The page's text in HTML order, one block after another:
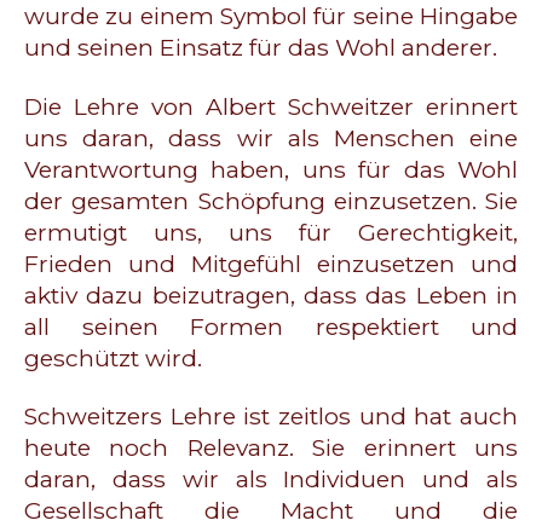
wurde zu einem Symbol für seine Hingabe
und seinen Einsatz für das Wohl anderer.
Die Lehre von Albert Schweitzer erinnert
uns daran, dass wir als Menschen eine
Verantwortung haben, uns für das Wohl
der gesamten Schöpfung einzusetzen. Sie
ermutigt uns, uns für Gerechtigkeit,
Frieden und Mitgefühl einzusetzen und
aktiv dazu beizutragen, dass das Leben in
all seinen Formen respektiert und
geschützt wird.
Schweitzers Lehre ist zeitlos und hat auch
heute noch Relevanz. Sie erinnert uns
daran, dass wir als Individuen und als
Gesellschaft die Macht und die